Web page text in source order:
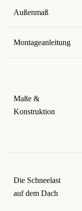
Außenmaß
Montageanleitung
Maße &
Konstruktion
Die Schneelast
auf dem Dach